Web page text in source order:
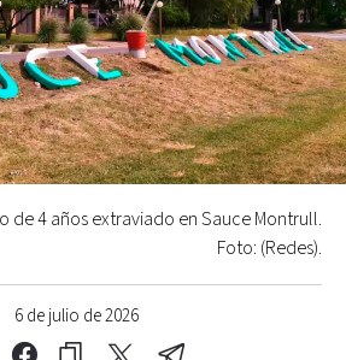
6 de julio de 2026
de 4 años extraviado en Sauce Montrull.
Foto: (Redes).